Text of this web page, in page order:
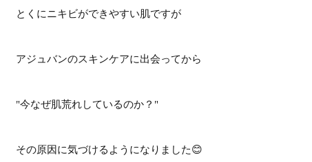
とくにニキビができやすい肌ですが
アジュバンのスキンケアに出会ってから
"今なぜ肌荒れしているのか？"
その原因に気づけるようになりました😊